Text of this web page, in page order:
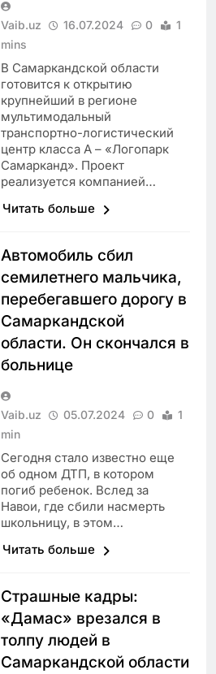
Vaib.uz 16.07.2024 0
1
mins
В Самаркандской области
готовится к открытию
крупнейший в регионе
мультимодальный
транспортно-логистический
центр класса A – «Логопарк
Самарканд». Проект
реализуется компанией…
Читать больше
Автомобиль сбил
семилетнего мальчика,
перебегавшего дорогу в
Самаркандской
области. Он скончался в
больнице
Vaib.uz 05.07.2024 0
1
min
Сегодня стало известно еще
об одном ДТП, в котором
погиб ребенок. Вслед за
Навои, где сбили насмерть
школьницу, в этом…
Читать больше
Страшные кадры:
«Дамас» врезался в
толпу людей в
Самаркандской области